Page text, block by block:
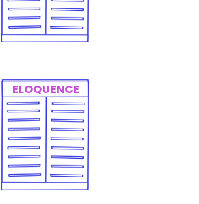
ELOQUENCE
Un entraînement
concret, bienveillant
et motivant pour
réussir ses oraux et
gagner en aisance.